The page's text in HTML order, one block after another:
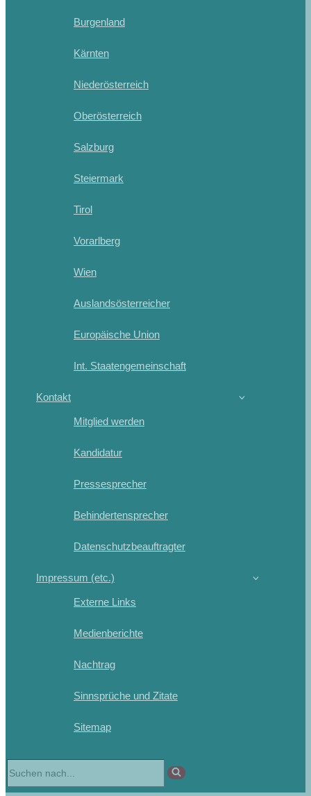
Burgenland
Kärnten
Niederösterreich
Oberösterreich
Salzburg
Steiermark
Tirol
Vorarlberg
Wien
Auslandsösterreicher
Europäische Union
Int. Staatengemeinschaft
Kontakt
Mitglied werden
Kandidatur
Pressesprecher
Behindertensprecher
Datenschutzbeauftragter
Impressum (etc.)
Externe Links
Medienberichte
Nachtrag
Sinnsprüche und Zitate
Sitemap